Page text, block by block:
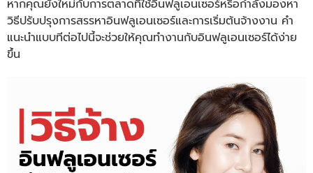
หากคุณยังใหม่กับการตลาดที่ใช้อินฟลูเอนเซอร์หรือกำลังมองหา
วิธีปรับปรุงการสรรหาอินฟลูเอนเซอร์และการเริ่มต้นจ้างงาน คำ
แนะนำแบบทีต่อไปนี้จะช่วยให้คุณทำงานกับอินฟลูเอนเซอร์ได้ง่าย
ขึ้น